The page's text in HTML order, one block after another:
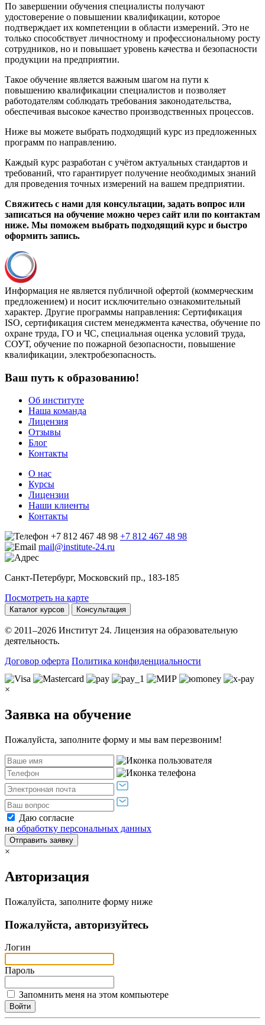
По завершении обучения специалисты получают
удостоверение о повышении квалификации, которое
подтверждает их компетенции в области измерений. Это не
только способствует личностному и профессиональному росту
сотрудников, но и повышает уровень качества и безопасности
продукции на предприятии.
Такое обучение является важным шагом на пути к
повышению квалификации специалистов и позволяет
работодателям соблюдать требования законодательства,
обеспечивая высокое качество производственных процессов.
Ниже вы можете выбрать подходящий курс из предложенных
программ по направлению.
Каждый курс разработан с учётом актуальных стандартов и
требований, что гарантирует получение необходимых знаний
для проведения точных измерений на вашем предприятии.
Свяжитесь с нами для консультации, задать вопрос или
записаться на обучение можно через сайт или по контактам
ниже. Мы поможем выбрать подходящий курс и быстро
оформить запись.
Информация не является публичной офертой (коммерческим
предложением) и носит исключительно ознакомительный
характер. Другие программы направления: Сертификация
ISO, сертификация систем менеджмента качества, обучение по
охране труда, ГО и ЧС, специальная оценка условий труда,
СОУТ, обучение по пожарной безопасности, повышение
квалификации, электробезопасность.
Ваш путь к образованию!
Об институте
Наша команда
Лицензия
Отзывы
Блог
Контакты
О нас
Курсы
Лицензии
Наши клиенты
Контакты
+7 812 467 48 98 +7 812 467 48 98
mail@institute-24.ru
Санкт-Петербург, Московский пр., 183-185
Посмотреть на карте
Каталог курсов Консультация
© 2011–2026 Институт 24. Лицензия на образовательную
деятельность.
Договор оферта Политика конфиденциальности
×
Заявка на обучение
Пожалуйста, заполните форму и мы вам перезвоним!
Даю согласие
на обработку персональных данных
Отправить заявку
×
Авторизация
Пожалуйста, заполните форму ниже
Пожалуйста, авторизуйтесь
Логин
Пароль
Запомнить меня на этом компьютере